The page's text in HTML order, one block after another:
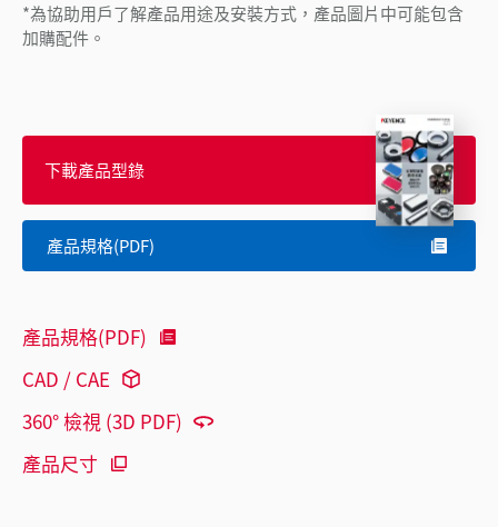
*為協助用戶了解產品用途及安裝方式，產品圖片中可能包含
加購配件。
下載產品型錄
產品規格(PDF)
產品規格(PDF)
CAD / CAE
360° 檢視 (3D PDF)
產品尺寸